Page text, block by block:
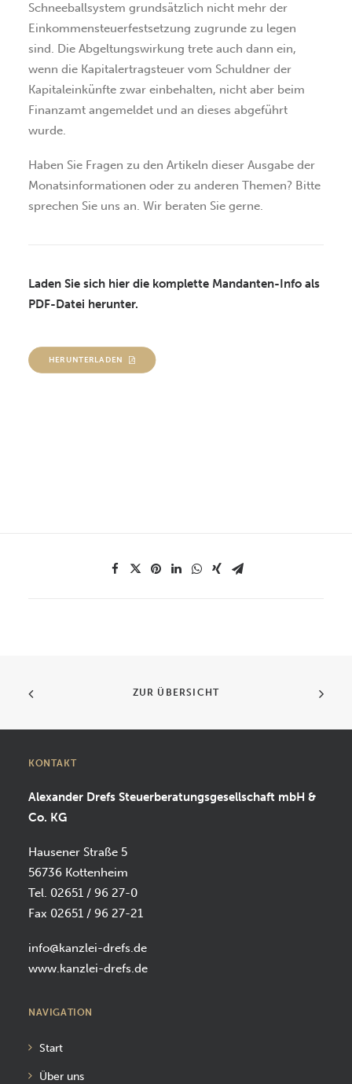
Schneeballsystem grundsätzlich nicht mehr der
Einkommensteuerfestsetzung zugrunde zu legen
sind. Die Abgeltungswirkung trete auch dann ein,
wenn die Kapitalertragsteuer vom Schuldner der
Kapitaleinkünfte zwar einbehalten, nicht aber beim
Finanzamt angemeldet und an dieses abgeführt
wurde.
Haben Sie Fragen zu den Artikeln dieser Ausgabe der
Monatsinformationen oder zu anderen Themen? Bitte
sprechen Sie uns an. Wir beraten Sie gerne.
Laden Sie sich hier die komplette Mandanten-Info als
PDF-Datei herunter.
HERUNTERLADEN
ZUR ÜBERSICHT
KONTAKT
Alexander Drefs Steuerberatungsgesellschaft mbH &
Co. KG
Hausener Straße 5
56736 Kottenheim
Tel. 02651 / 96 27-0
Fax 02651 / 96 27-21
info@kanzlei-drefs.de
www.kanzlei-drefs.de
NAVIGATION
Start
Über uns